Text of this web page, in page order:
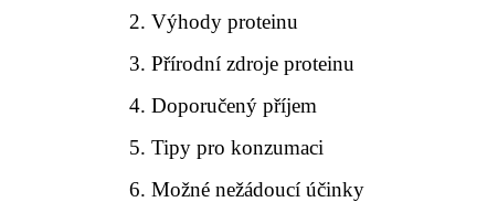
Výhody proteinu
Přírodní zdroje proteinu
Doporučený příjem
Tipy pro konzumaci
Možné nežádoucí účinky